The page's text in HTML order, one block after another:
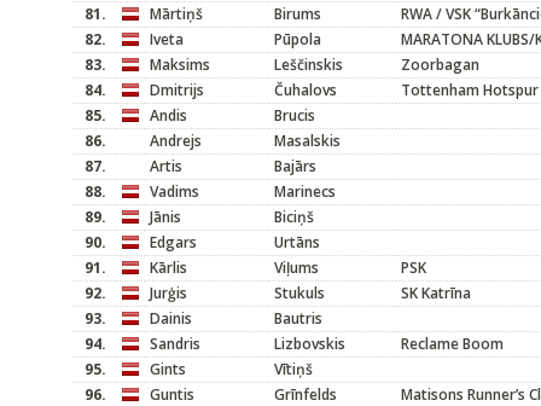
81.
Mārtiņš Birums
RWA / VSK
82.
Iveta Pūpola
MARATONA
83.
Maksims Leščinskis
Zoorbagan
84.
Dmitrijs Čuhalovs
Tottenham Hotspur
85.
Andis
Brucis
86.
Andrejs
Masalskis
87.
Artis
Bajārs
88.
Vadims
Marinecs
89.
Jānis
Biciņš
90.
Edgars
Urtāns
91.
Kārlis Viļums
PSK
92.
Jurģis Stukuls
SK Katrīna
93.
Dainis
Bautris
94.
Sandris Lizbovskis
Reclame Boom
95.
Gints
Vītiņš
96.
Guntis Grīnfelds
Matisons Runner’s